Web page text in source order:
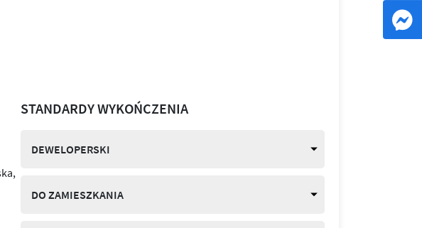
STANDARDY WYKOŃCZENIA
DEWELOPERSKI
DO ZAMIESZKANIA